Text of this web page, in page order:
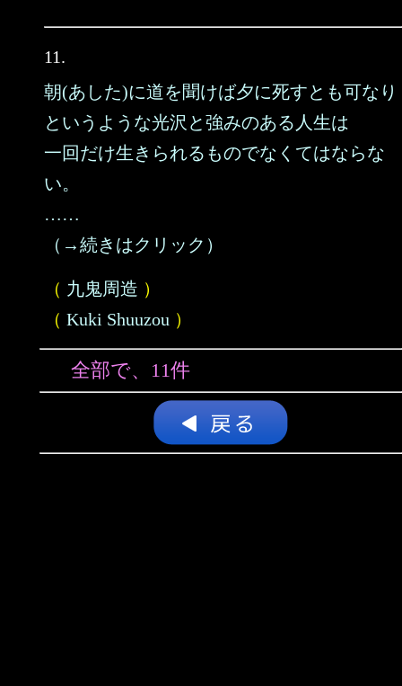
11.
朝(あした)に道を聞けば夕に死すとも可なり
というような光沢と強みのある人生は
一回だけ生きられるものでなくてはならな
い。
……
（→続きはクリック）
（ 九鬼周造 ）
（ Kuki Shuuzou ）
全部で、11件